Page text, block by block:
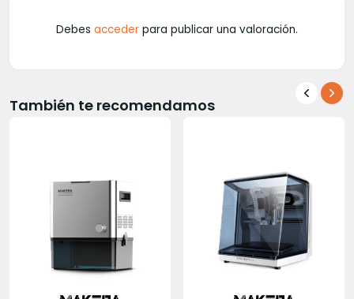
Debes acceder para publicar una valoración.
También te recomendamos